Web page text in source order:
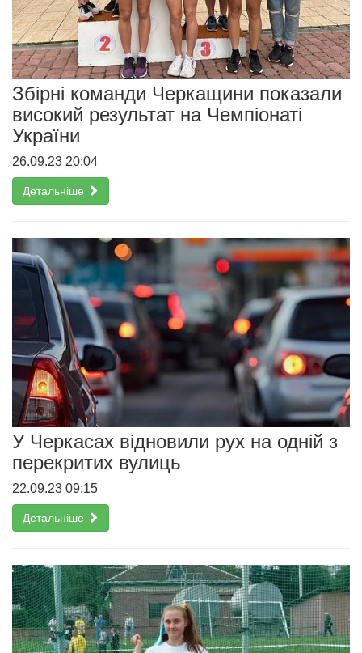
Збірні команди Черкащини показали
високий результат на Чемпіонаті
України
26.09.23 20:04
Детальніше
У Черкасах відновили рух на одній з
перекритих вулиць
22.09.23 09:15
Детальніше